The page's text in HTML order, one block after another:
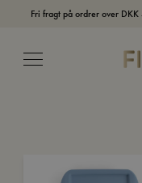
Fri fragt på ordrer over